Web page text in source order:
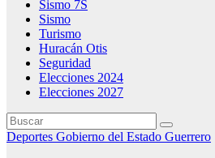
Sismo 7S
Sismo
Turismo
Huracán Otis
Seguridad
Elecciones 2024
Elecciones 2027
Deportes Gobierno del Estado Guerrero